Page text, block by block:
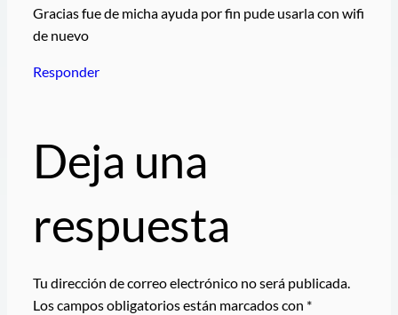
Gracias fue de micha ayuda por fin pude usarla con wifi
de nuevo
Responder
Deja una
respuesta
Tu dirección de correo electrónico no será publicada.
Los campos obligatorios están marcados con *